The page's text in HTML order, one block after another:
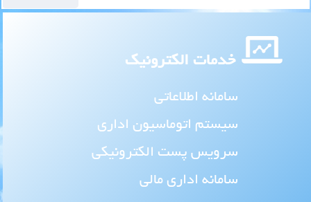
خدمات الکترونیک
سامانه اطلاعاتی
سیستم اتوماسیون اداری
سرویس پست الکترونیکی
سامانه اداری مالی